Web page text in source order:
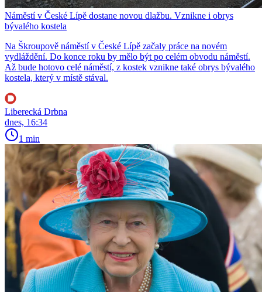
Náměstí v České Lípě dostane novou dlažbu. Vznikne i obrys
bývalého kostela
Na Škroupově náměstí v České Lípě začaly práce na novém
vydláždění. Do konce roku by mělo být po celém obvodu náměstí.
Až bude hotovo celé náměstí, z kostek vznikne také obrys bývalého
kostela, který v místě stával.
Liberecká Drbna
dnes, 16:34
1 min